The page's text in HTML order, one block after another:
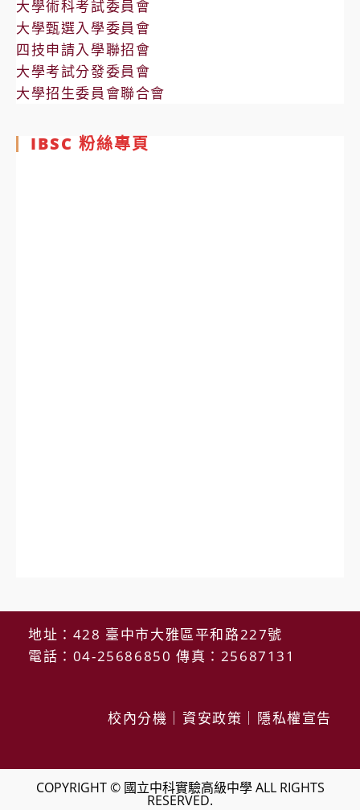
大學術科考試委員會
大學甄選入學委員會
四技申請入學聯招會
大學考試分發委員會
大學招生委員會聯合會
IBSC 粉絲專頁
地址：428 臺中市大雅區平和路227號
電話：04-25686850 傳真：25687131
校內分機 資安政策 隱私權宣告
COPYRIGHT © 國立中科實驗高級中學 ALL RIGHTS
RESERVED.